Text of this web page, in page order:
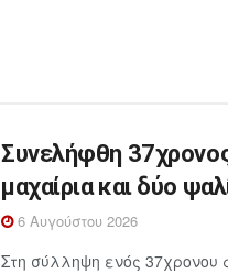
Συνελήφθη
μαχαίρια και δύο
6 Αυγούστου 2026
Στη σύλληψη ενός 37χρονου